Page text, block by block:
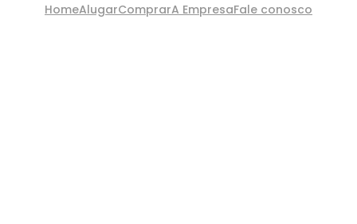
HomeAlugarComprarA EmpresaFale conosco